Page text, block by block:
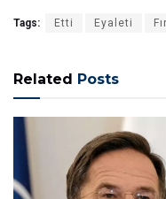
Tags: Etti Eyaleti
Related Posts